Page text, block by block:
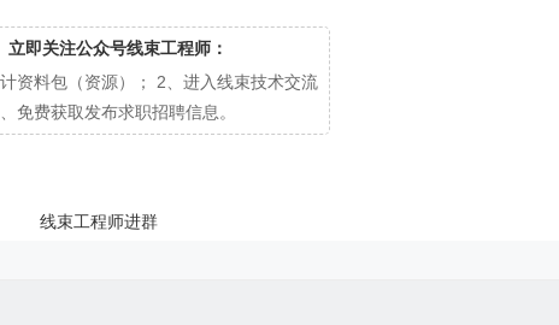
立即关注公众号线束工程师：
资料包（资源）； 2、进入线束技术交流
免费获取发布求职招聘信息。